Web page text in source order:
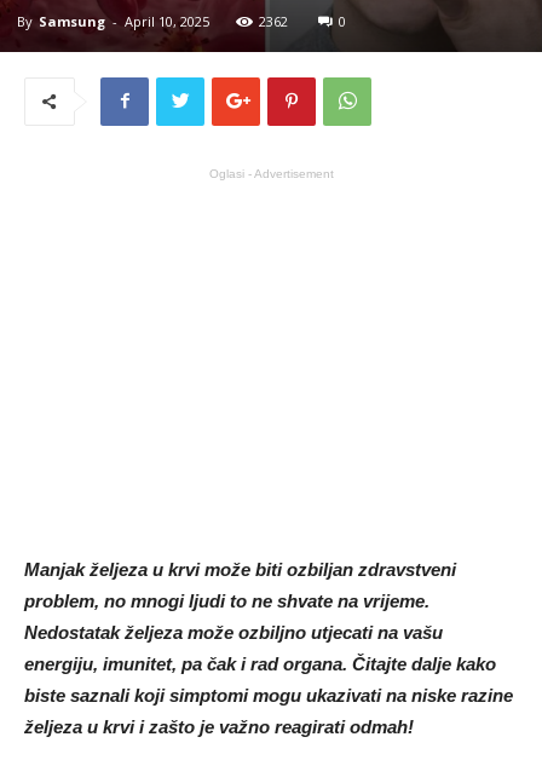
By Samsung - April 10, 2025 2362 0
Oglasi - Advertisement
Manjak željeza u krvi može biti ozbiljan zdravstveni
problem, no mnogi ljudi to ne shvate na vrijeme.
Nedostatak željeza može ozbiljno utjecati na vašu
energiju, imunitet, pa čak i rad organa. Čitajte dalje kako
biste saznali koji simptomi mogu ukazivati ​​na niske razine
željeza u krvi i zašto je važno reagirati odmah!